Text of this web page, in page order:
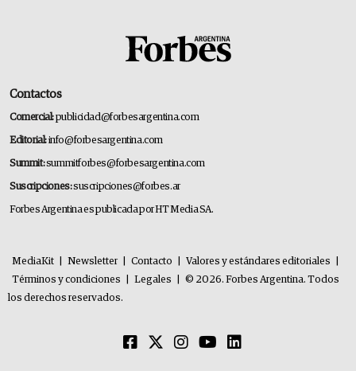
Contactos
Comercial:publicidad@forbesargentina.com
Editorial:info@forbesargentina.com
Summit:summitforbes@forbesargentina.com
Suscripciones:suscripciones@forbes.ar
Forbes Argentina es publicada por HT Media SA.
MediaKit Newsletter Contacto Valores y estándares editoriales
Términos y condiciones
Legales
© 2026. Forbes Argentina. Todos
los derechos reservados.